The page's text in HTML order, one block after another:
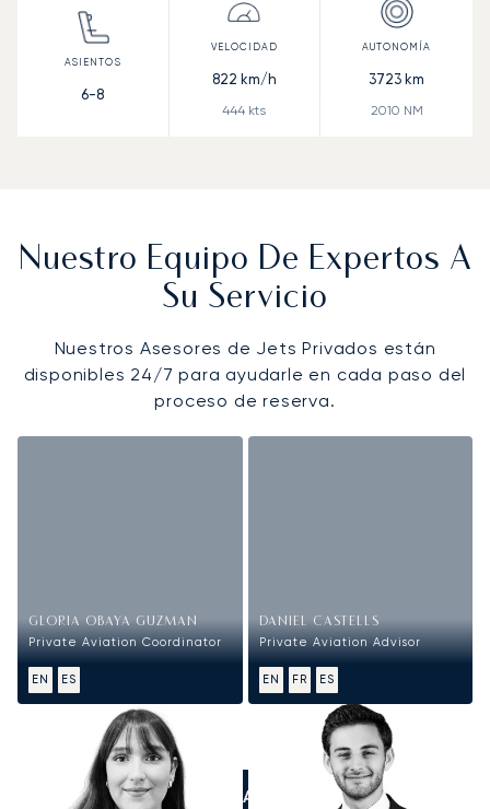
6-8
822 km/h
444 kts
3723 km
2010 NM
Nuestro Equipo De Expertos A
Su Servicio
Nuestros Asesores de Jets Privados están
disponibles 24/7 para ayudarle en cada paso del
proceso de reserva.
GLORIA OBAYA GUZMAN
Private Aviation Coordinator
EN ES
DANIEL CASTELLS
Private Aviation Advisor
EN FR ES
LLÁMANOS